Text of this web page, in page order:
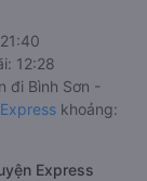
12:28
đi Bình Sơn -
khoảng:
Express